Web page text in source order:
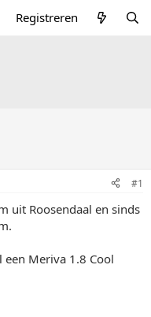
Registreren
#1
uit Roosendaal en sinds
Meriva 1.8 Cool